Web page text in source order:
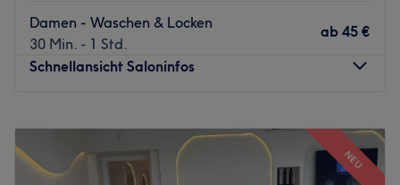
Damen - Waschen & Locken
30 Min. - 1 Std.
ab 45 €
Schnellansicht Saloninfos
–19:00
Mittwoch
09:00
19:00
Donnerstag
09:00
19:00
NEU